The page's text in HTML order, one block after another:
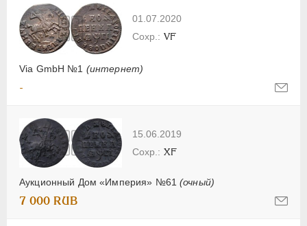
01.07.2020
Via GmbH №1 (интернет)
VF
-
15.06.2019
Аукционный Дом «Империя» №61(очный)
XF
7 000 RUB